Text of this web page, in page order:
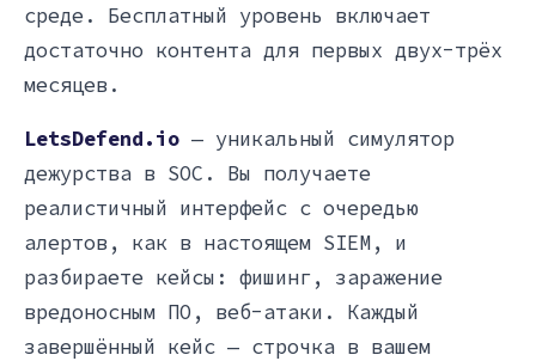
среде. Бесплатный уровень включает
достаточно контента для первых двух-трёх
месяцев.
LetsDefend.io — уникальный симулятор
дежурства в SOC. Вы получаете
реалистичный интерфейс с очередью
алертов, как в настоящем SIEM, и
разбираете кейсы: фишинг, заражение
вредоносным ПО, веб-атаки. Каждый
завершённый кейс — строчка в вашем